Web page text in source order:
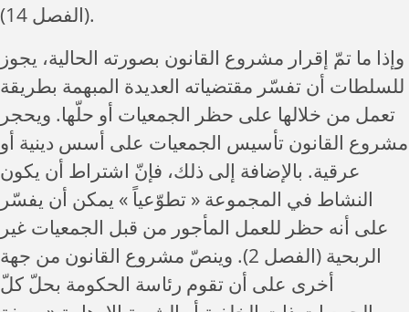
(الفصل 14).
وإذا ما تمّ إقرار مشروع القانون بصورته الحالية، يجوز
للسلطات أن تفسّر مقتضياته العديدة المبهمة بطريقة
تعمل من خلالها على حظر الجمعيات أو حلّها. ويحجر
مشروع القانون تأسيس الجمعيات على أسس دينية أو
عرقية. بالإضافة إلى ذلك، فإنّ اشتراط أن يكون
النشاط في المجموعة « تطوّعياً » يمكن أن يفسّر
على أنه حظر للعمل المأجور من قبل الجمعيات غير
الربحية (الفصل 2). وينصّ مشروع القانون من جهة
أخرى على أن تقوم رئاسة الحكومة بحلّ كلّ